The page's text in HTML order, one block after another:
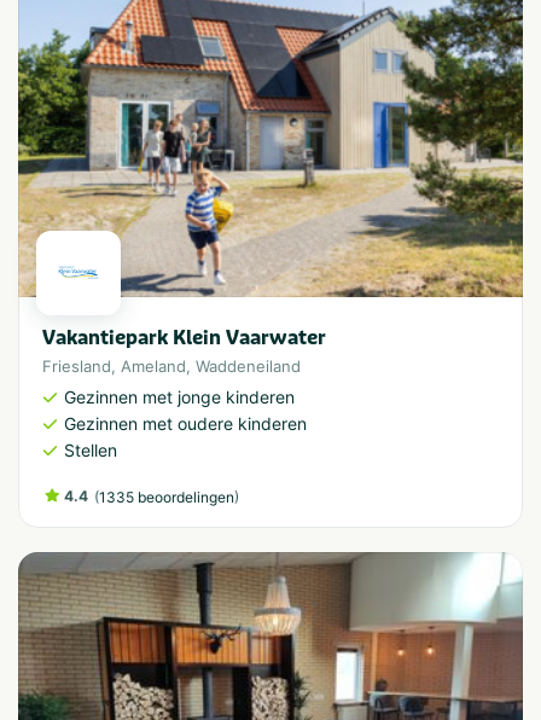
Vakantiepark Klein Vaarwater
Friesland, Ameland, Waddeneiland
Gezinnen met jonge kinderen
Gezinnen met oudere kinderen
Stellen
4.4 (1335 beoordelingen)